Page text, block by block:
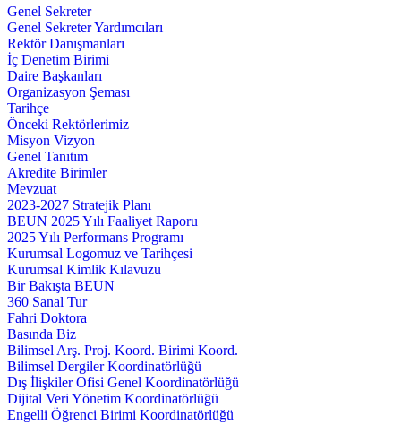
Genel Sekreter
Genel Sekreter Yardımcıları
Rektör Danışmanları
İç Denetim Birimi
Daire Başkanları
Organizasyon Şeması
Tarihçe
Önceki Rektörlerimiz
Misyon Vizyon
Genel Tanıtım
Akredite Birimler
Mevzuat
2023-2027 Stratejik Planı
BEUN 2025 Yılı Faaliyet Raporu
2025 Yılı Performans Programı
Kurumsal Logomuz ve Tarihçesi
Kurumsal Kimlik Kılavuzu
Bir Bakışta BEUN
360 Sanal Tur
Fahri Doktora
Basında Biz
Bilimsel Arş. Proj. Koord. Birimi Koord.
Bilimsel Dergiler Koordinatörlüğü
Dış İlişkiler Ofisi Genel Koordinatörlüğü
Dijital Veri Yönetim Koordinatörlüğü
Engelli Öğrenci Birimi Koordinatörlüğü